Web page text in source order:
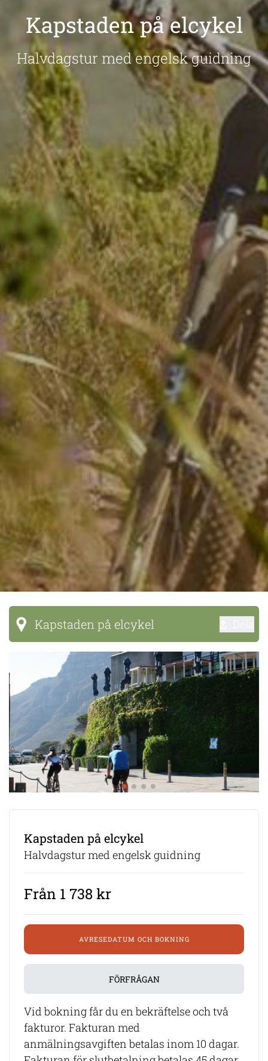
Kapstaden på elcykel
Halvdagstur med engelsk guidning
Kapstaden på elcykel
Kapstaden på elcykel
Halvdagstur med engelsk guidning
Från 1 738 kr
AVRESEDATUM OCH BOKNING
FÖRFRÅGAN
Vid bokning får du en bekräftelse och två
fakturor. Fakturan med
anmälningsavgiften betalas inom 10 dagar.